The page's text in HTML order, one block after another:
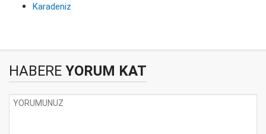
Karadeniz
HABERE YORUM KAT